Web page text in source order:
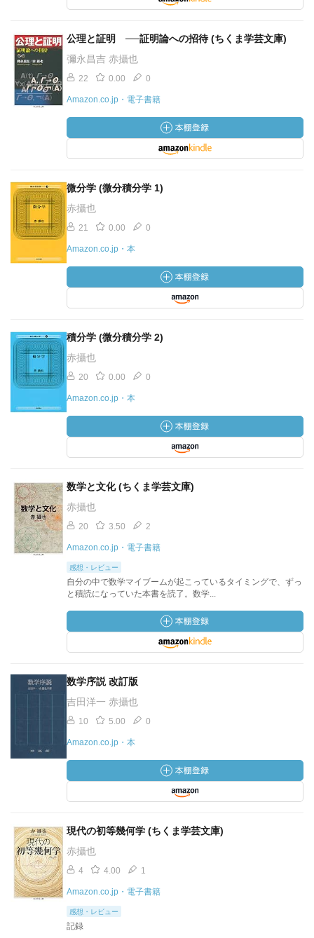
公理と証明 ──証明論への招待 (ちくま学芸文庫)
彌永昌吉 赤攝也
22 0.00 0
Amazon.co.jp・電子書籍
微分学 (微分積分学 1)
赤攝也
21 0.00 0
Amazon.co.jp・本
積分学 (微分積分学 2)
赤攝也
20 0.00 0
Amazon.co.jp・本
数学と文化 (ちくま学芸文庫)
赤攝也
20 3.50 2
Amazon.co.jp・電子書籍
感想・レビュー
自分の中で数学マイブームが起こっているタイミングで、ずっ
と積読になっていた本書を読了。数学...
数学序説 改訂版
吉田洋一 赤攝也
10 5.00 0
Amazon.co.jp・本
現代の初等幾何学 (ちくま学芸文庫)
赤攝也
4 4.00 1
Amazon.co.jp・電子書籍
感想・レビュー
記録